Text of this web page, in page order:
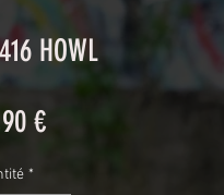
HOWL
€Prix
*